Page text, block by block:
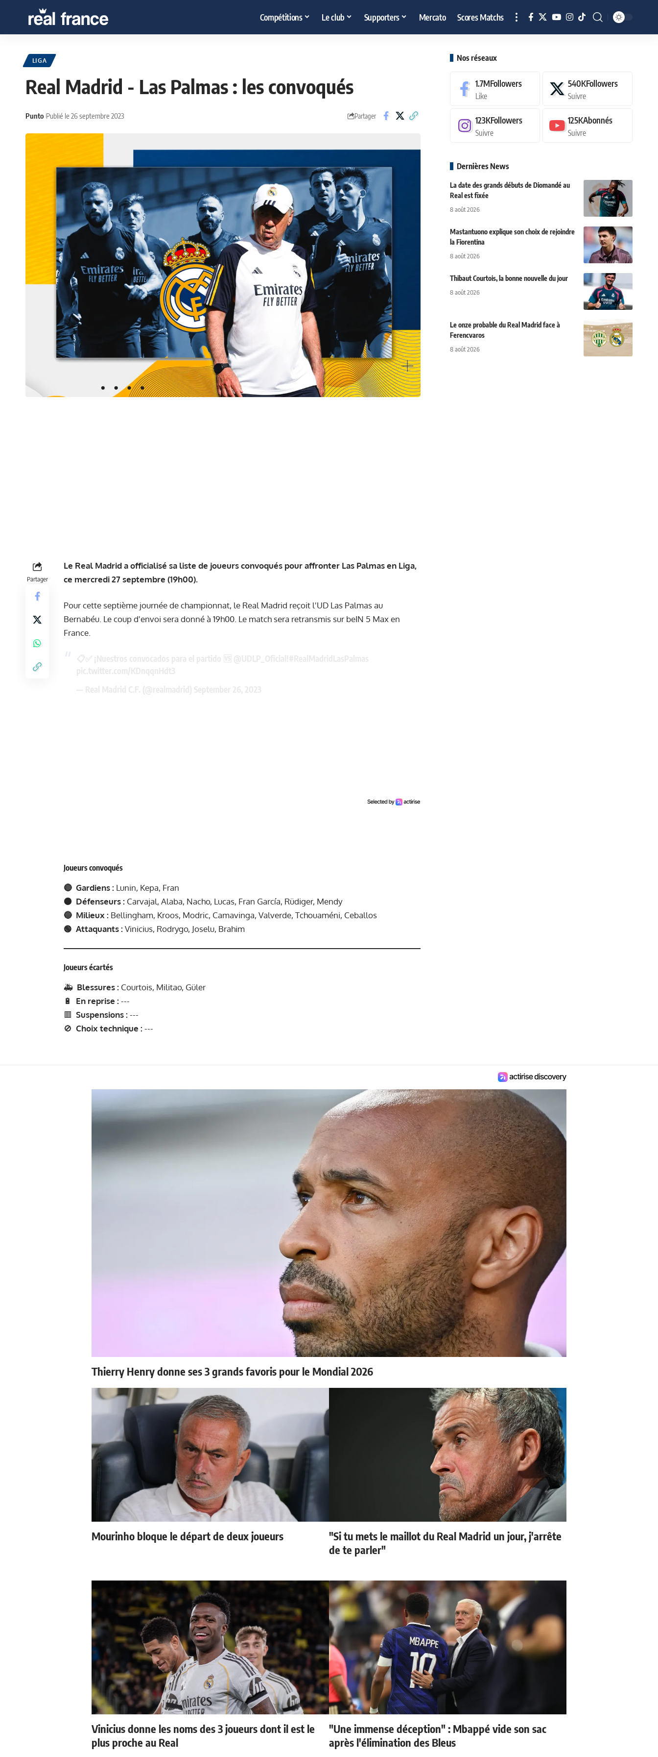
Compétitions Le club Supporters Mercato Scores Matchs
LIGA
Real Madrid - Las Palmas : les convoqués
Punto Publié le 26 septembre 2023 Partager
Partager
Le Real Madrid a officialisé sa liste de joueurs convoqués pour affronter Las Palmas en Liga,
ce mercredi 27 septembre (19h00).
Pour cette septième journée de championnat, le Real Madrid reçoit l'UD Las Palmas au
Bernabéu. Le coup d'envoi sera donné à 19h00. Le match sera retransmis sur beIN 5 Max en
France.
Joueurs convoqués
🔴 Gardiens : Lunin, Kepa, Fran
🟠 Défenseurs : Carvajal, Alaba, Nacho, Lucas, Fran García, Rüdiger, Mendy
🔵 Milieux : Bellingham, Kroos, Modric, Camavinga, Valverde, Tchouaméni, Ceballos
🟢 Attaquants : Vinicius, Rodrygo, Joselu, Brahim
Joueurs écartés
🚑 Blessures : Courtois, Militao, Güler
🔋 En reprise : ---
🟥 Suspensions : ---
🚫 Choix technique : ---
Nos réseaux
1.7MFollowers
Like
540KFollowers
Suivre
123KFollowers
Suivre
125KAbonnés
Suivre
Dernières News
La date des grands débuts de Diomandé au
Real est fixée
8 août 2026
Mastantuono explique son choix de rejoindre
la Fiorentina
8 août 2026
Thibaut Courtois, la bonne nouvelle du jour
8 août 2026
Le onze probable du Real Madrid face à
Ferencvaros
8 août 2026
Thierry Henry donne ses 3 grands favoris pour le Mondial 2026
Mourinho bloque le départ de deux joueurs
"Si tu mets le maillot du Real Madrid un jour, j'arrête
de te parler"
Vinicius donne les noms des 3 joueurs dont il est le
plus proche au Real
"Une immense déception" : Mbappé vide son sac
après l'élimination des Bleus